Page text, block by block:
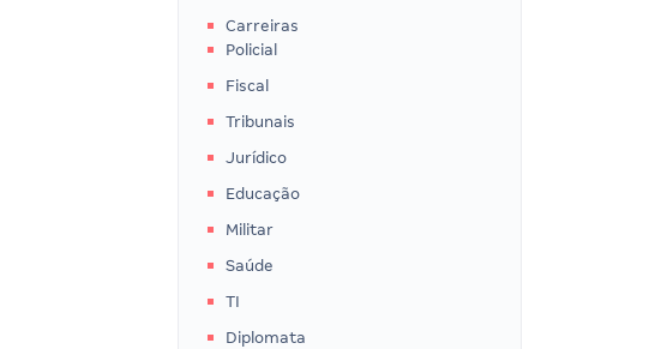
Carreiras
Policial
Fiscal
Tribunais
Jurídico
Educação
Militar
Saúde
TI
Diplomata